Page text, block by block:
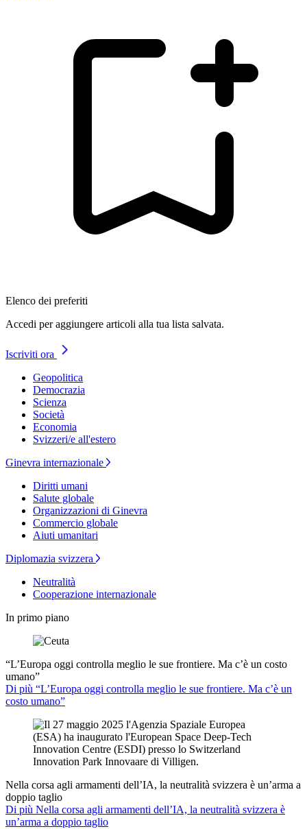
Elenco dei preferiti
Accedi per aggiungere articoli alla tua lista salvata.
Iscriviti ora
Geopolitica
Democrazia
Scienza
Società
Economia
Svizzeri/e all'estero
Ginevra internazionale
Diritti umani
Salute globale
Organizzazioni di Ginevra
Commercio globale
Aiuti umanitari
Diplomazia svizzera
Neutralità
Cooperazione internazionale
In primo piano
“L’Europa oggi controlla meglio le sue frontiere. Ma c’è un costo
umano”
Di più “L’Europa oggi controlla meglio le sue frontiere. Ma c’è un
costo umano”
Nella corsa agli armamenti dell’IA, la neutralità svizzera è un’arma a
doppio taglio
Di più Nella corsa agli armamenti dell’IA, la neutralità svizzera è
un’arma a doppio taglio